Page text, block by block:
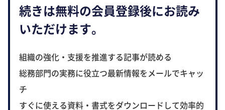
続きは無料の会員登録後にお読み
いただけます。
組織の強化・支援を推進する記事が読める
総務部門の実務に役立つ最新情報をメールでキャッ
チ
すぐに使える資料・書式をダウンロードして効率的